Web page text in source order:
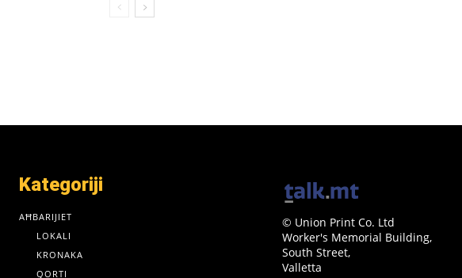
Kategoriji
AĦBARIJIET
LOKALI
KRONAKA
QORTI
© Union Print Co. Ltd
Worker's Memorial Building,
South Street,
Valletta